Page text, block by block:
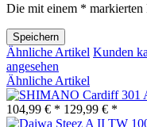
Die mit einem * markierten
Speichern
Ähnliche Artikel Kunden
angesehen
Ähnliche Artikel
104,99 € * 129,99 € *